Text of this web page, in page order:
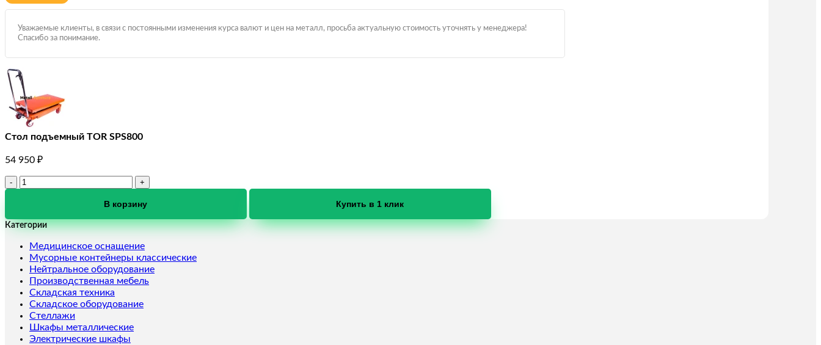
Уважаемые клиенты, в связи с постоянными изменения курса валют и цен на металл, просьба актуальную стоимость уточнять у менеджера!
Спасибо за понимание.
Стол подъемный TOR SPS800
54 950 ₽
Количество
TOR
В корзину Купить в 1 клик
Категории
Медицинское оснащение
Мусорные контейнеры классические
Нейтральное оборудование
Производственная мебель
Складская техника
Складское оборудование
Стеллажи
Шкафы металлические
Электрические шкафы